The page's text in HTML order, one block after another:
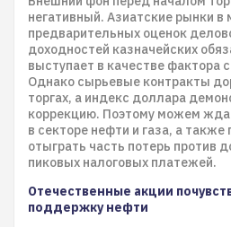
негативный. Азиатские рынки в
предварительных оценок
доходностей казначейских
выступает в качестве фактора
Однако сырьевые контракты
торгах, а индекс доллара
коррекцию. Поэтому можем
в секторе нефти и газа, а также
отыграть часть потерь против
пиковых налоговых платежей.
Отечественные акции
поддержку нефти